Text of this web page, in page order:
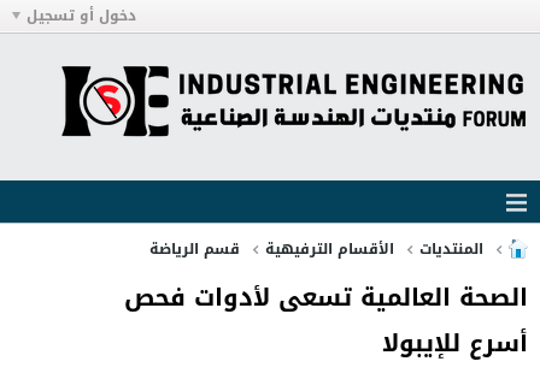
دخول أو تسجيل
المنتديات الأقسام الترفيهية قسم الرياضة
الصحة العالمية تسعى لأدوات فحص
أسرع للإيبولا